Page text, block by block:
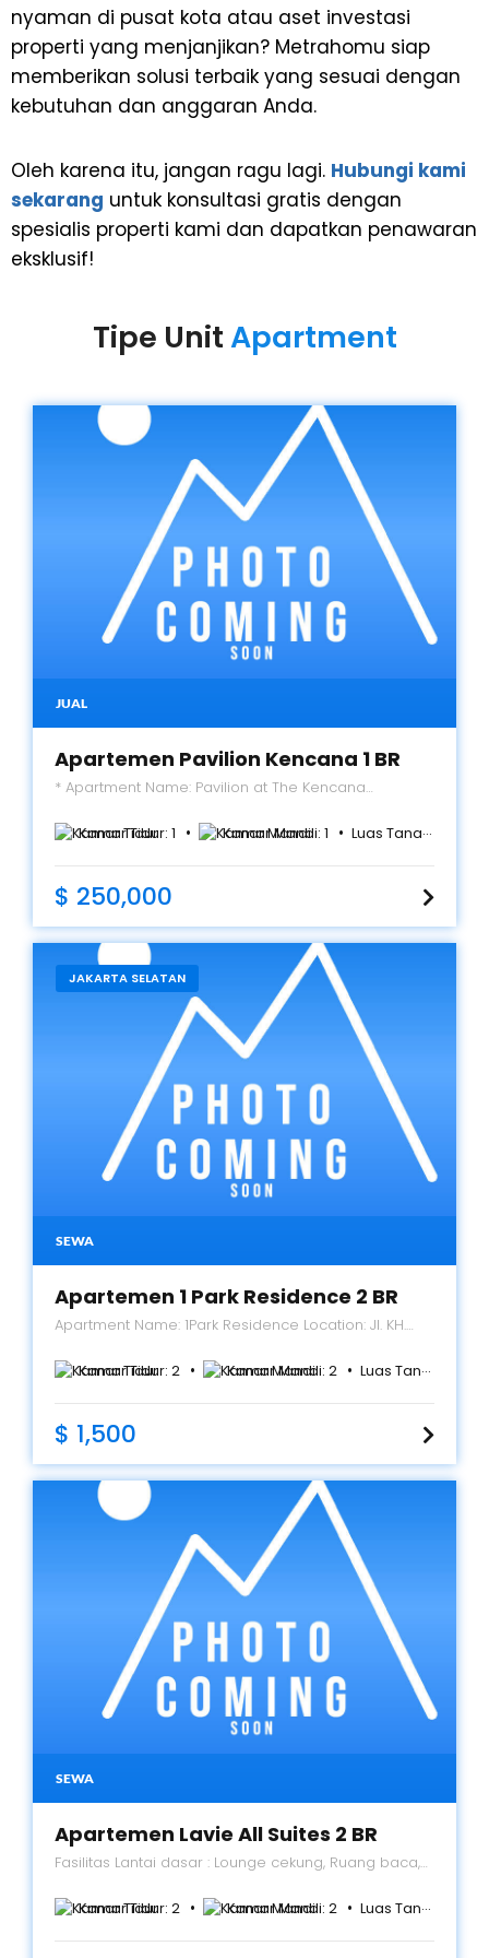
nyaman di pusat kota atau aset investasi
properti yang menjanjikan? Metrahomu siap
memberikan solusi terbaik yang sesuai dengan
kebutuhan dan anggaran Anda.
Oleh karena itu, jangan ragu lagi. Hubungi kami
sekarang untuk konsultasi gratis dengan
spesialis properti kami dan dapatkan penawaran
eksklusif!
Tipe UnitApartment
JUAL
Apartemen Pavilion Kencana 1 BR
* Apartment Name: Pavilion at The Kencana
Iskandar Muda No.7 Arteri, Jakarta Selatan *
Kamar Tidur: 1 Kamar Mandi: 1 Luas Tanah:
$ 250,000
JAKARTA SELATAN
SEWA
Apartemen 1 Park Residence 2 BR
Apartment Name: 1Park Residence Location: Jl. KH.
Jakarta Selatan 12240 Tower/Floor/View: Tower B / 12
Kamar Tidur: 2 Kamar Mandi: 2 Luas Tanah:
$ 1,500
SEWA
Apartemen Lavie All Suites 2 BR
Fasilitas Lantai dasar : Lounge cekung, Ruang baca,
Kolam renang anak-anak, Ruang mandi uap, Kamar
Kamar Tidur: 2 Kamar Mandi: 2 Luas Tanah: